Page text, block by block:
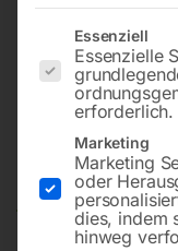
Es folgt eine Liste
Essenziell
Essenzielle
erforderlich.
Marketing
Marketing
oder
dies, indem
hinweg